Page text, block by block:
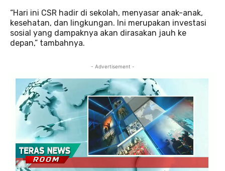
“Hari ini CSR hadir di sekolah, menyasar anak-anak,
kesehatan, dan lingkungan. Ini merupakan investasi
sosial yang dampaknya akan dirasakan jauh ke
depan,” tambahnya.
- Advertisement -